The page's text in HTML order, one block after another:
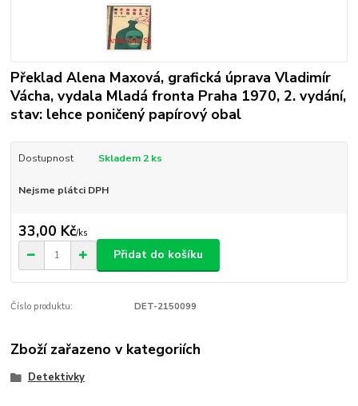
Překlad Alena Maxová, grafická úprava Vladimír
Vácha, vydala Mladá fronta Praha 1970, 2. vydání,
stav: lehce poničený papírový obal
Dostupnost Skladem 2 ks
Nejsme plátci DPH
33,00 Kč/ks
Přidat do košíku
Číslo produktu: DET-2150099
Zboží zařazeno v kategoriích
Detektivky